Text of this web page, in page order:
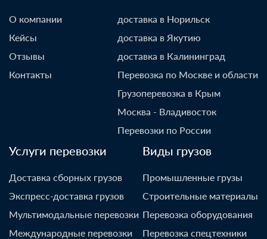
О компании
Кейсы
Отзывы
Контакты
доставка в Норильск
доставка в Якутию
доставка в Калининград
Перевозка по Москве и области
Грузоперевозка в Крым
Москва - Владивосток
Перевозки по России
Услуги перевозки
Доставка сборных грузов
Экспресс-доставка грузов
Мультимодальные перевозки
Международные перевозки
Виды грузов
Промышленные грузы
Строительные материалы
Перевозка оборудования
Перевозка спецтехники